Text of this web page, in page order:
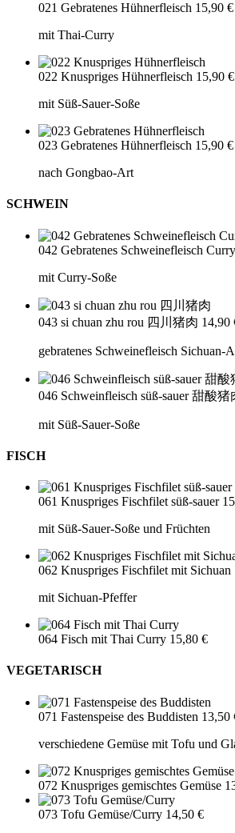
021 Gebratenes Hühnerfleisch 15,90 €
mit Thai-Curry
022 Knuspriges Hühnerfleisch 15,90 €
mit Süß-Sauer-Soße
023 Gebratenes Hühnerfleisch 15,90 €
nach Gongbao-Art
SCHWEIN
042 Gebratenes Schweinefleisch Curry
mit Curry-Soße
043 si chuan zhu rou 四川猪肉 14,90
gebratenes Schweinefleisch Sichuan-
046 Schweinfleisch süß-sauer 甜酸猪
mit Süß-Sauer-Soße
FISCH
061 Knuspriges Fischfilet süß-sauer
mit Süß-Sauer-Soße und Früchten
062 Knuspriges Fischfilet mit Sichuan
mit Sichuan-Pfeffer
064 Fisch mit Thai Curry 15,80 €
VEGETARISCH
071 Fastenspeise des Buddisten 13,50
verschiedene Gemüse mit Tofu und
072 Knuspriges gemischtes Gemüse
073 Tofu Gemüse/Curry 14,50 €